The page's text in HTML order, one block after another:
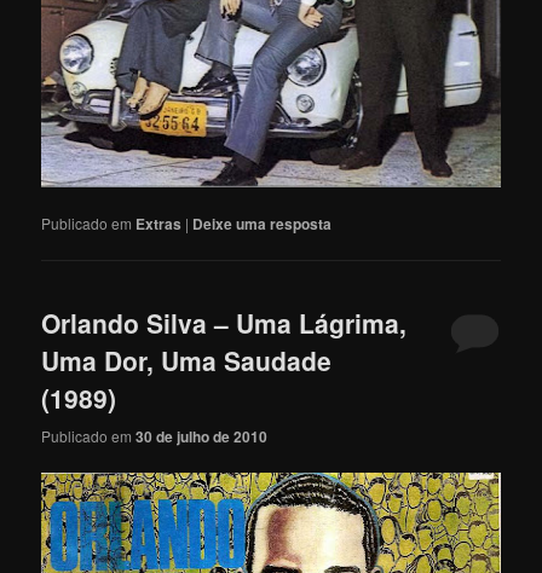
Publicado em Extras | Deixe uma resposta
Orlando Silva – Uma Lágrima,
Uma Dor, Uma Saudade
(1989)
Publicado em30 de julho de 2010